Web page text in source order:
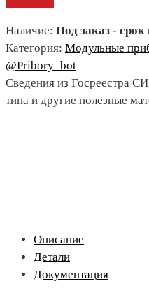
Наличие: Под заказ - срок
Категория: Модульные
@Pribory_bot
Сведения из Госреестра
типа и другие полезные
Описание
Детали
Документация